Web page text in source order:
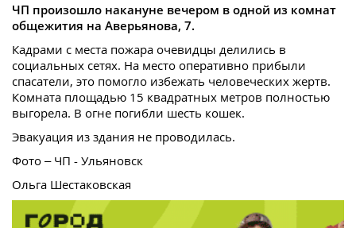
ЧП произошло накануне вечером в одной из комнат
общежития на Аверьянова, 7.
Кадрами с места пожара очевидцы делились в
социальных сетях. На место оперативно прибыли
спасатели, это помогло избежать человеческих жертв.
Комната площадью 15 квадратных метров полностью
выгорела. В огне погибли шесть кошек.
Эвакуация из здания не проводилась.
Фото – ЧП - Ульяновск
Ольга Шестаковская